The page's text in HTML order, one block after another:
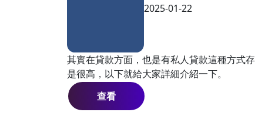
2025-01-22
其實在貸款方面，也是有私人貸款這種方式
是很高，以下就給大家詳細介紹一下。
查看